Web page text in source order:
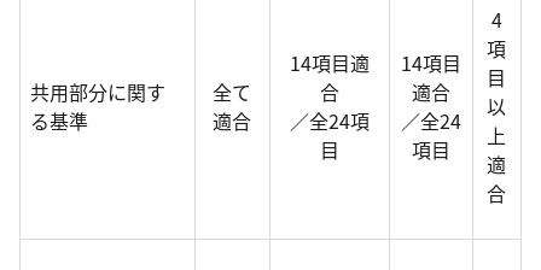
共用部分に関す
る基準
全て
適合
14項目適
合
／全24項
目
14項目
適合
／全24
項目
4
項
目
以
上
適
合